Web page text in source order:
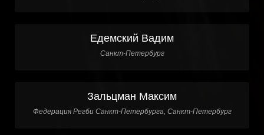
Едемский Вадим
Санкт-Петербург
Зальцман Максим
Федерация Регби Санкт-Петербурга, Санкт-Петербург